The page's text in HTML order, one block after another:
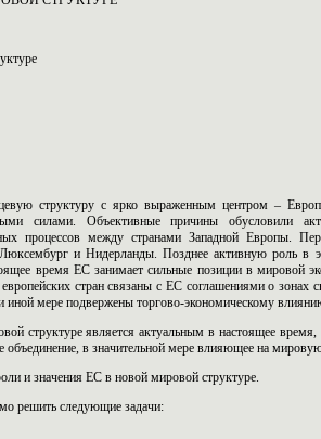
структуру с ярко выраженным центром –
силами. Объективные причины обусловили
процессов между странами Западной Европы.
и Нидерланды. Позднее активную роль в
время ЕС занимает сильные позиции в мировой
стран связаны с ЕС соглашениями о зонах
иной мере подвержены торгово-экономическому
структуре является актуальным в настоящее время,
объединение, в значительной мере влияющее на
и значения ЕС в новой мировой структуре.
решить следующие задачи: